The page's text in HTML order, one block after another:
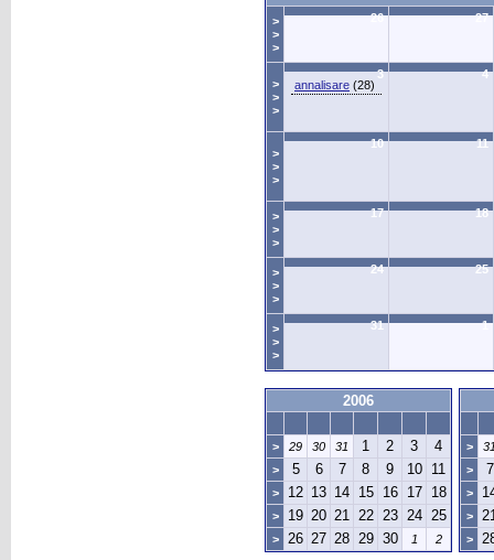
>
>
>
26 27
>
>
>
3
annalisare (28)
4
>
>
>
10 11
>
>
>
17 18
>
>
>
24 25
>
>
>
31 1
2006
> 29 30 31 1 2 3 4
> 5 6 7 8 9 10 11
> 12 13 14 15 16 17 18
> 19 20 21 22 23 24 25
> 26 27 28 29 30 1 2
>
>
7
>
>
>